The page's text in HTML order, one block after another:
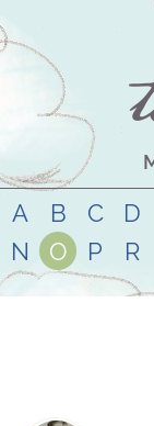
A B C D
N
O P R
Tsitaadid